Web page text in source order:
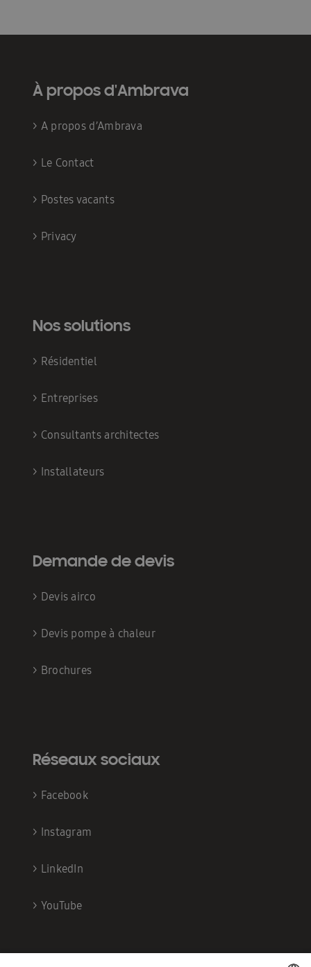
À propos d'Ambrava
> A propos d’Ambrava
> Le Contact
> Postes vacants
> Privacy
Nos solutions
> Résidentiel
> Entreprises
> Consultants architectes
> Installateurs
Demande de devis
> Devis airco
> Devis pompe à chaleur
> Brochures
Réseaux sociaux
> Facebook
> Instagram
> LinkedIn
> YouTube